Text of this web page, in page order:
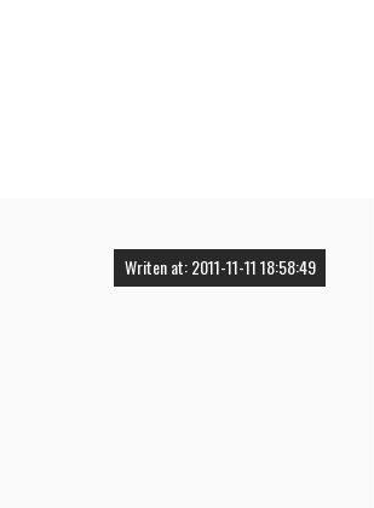
Writen at: 2011-11-11 18:58:49